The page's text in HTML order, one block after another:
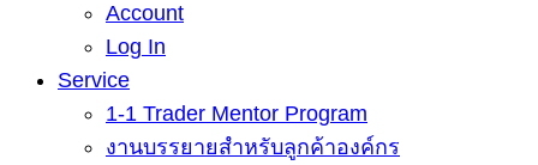
Account
Log In
Service
1-1 Trader Mentor Program
งานบรรยายสำหรับลูกค้าองค์กร